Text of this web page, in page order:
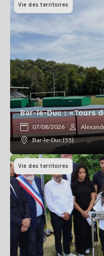
Vie des territoires
Bar-le-Duc : «Tours
07/08/2026
Bar-le-Duc (55)
Vie des territoires